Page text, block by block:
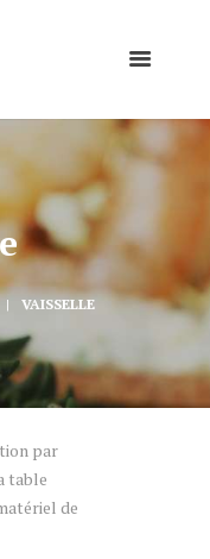
VAISSELLE
par
table
de